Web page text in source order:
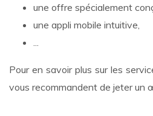
une offre spécialement
une appli mobile intuitive,
Pour en savoir plus sur les
vous recommandent de jeter un